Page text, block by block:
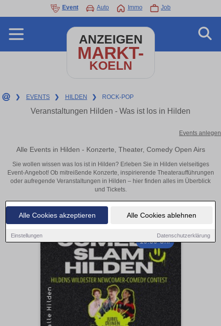
Alle Cookies akzeptieren Alle Cookies ablehnen
Einstellungen Datenschutzerklärung
Event Auto Immo Job
ANZEIGEN
MARKT-
KOELN
❯ EVENTS ❯ HILDEN ❯ ROCK-POP
Veranstaltungen Hilden - Was ist los in Hilden
Events anlegen
Alle Events in Hilden - Konzerte, Theater, Comedy Open Airs
Sie wollen wissen was los ist in Hilden? Erleben Sie in Hilden vielseitiges
Event-Angebot! Ob mitreißende Konzerte, inspirierende Theateraufführungen
oder aufregende Veranstaltungen in Hilden – hier finden alles im Überblick
und Tickets.
19:30 Uhr